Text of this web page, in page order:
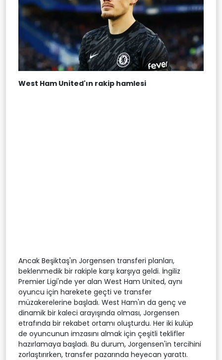
West Ham United'ın rakip hamlesi
Ancak Beşiktaş'ın Jorgensen transferi planları,
beklenmedik bir rakiple karşı karşıya geldi. İngiliz
Premier Ligi'nde yer alan West Ham United, aynı
oyuncu için harekete geçti ve transfer
müzakerelerine başladı. West Ham'ın da genç ve
dinamik bir kaleci arayışında olması, Jorgensen
etrafında bir rekabet ortamı oluşturdu. Her iki kulüp
de oyuncunun imzasını almak için çeşitli teklifler
hazırlamaya başladı. Bu durum, Jorgensen'in tercihini
zorlaştırırken, transfer pazarında heyecan yarattı.